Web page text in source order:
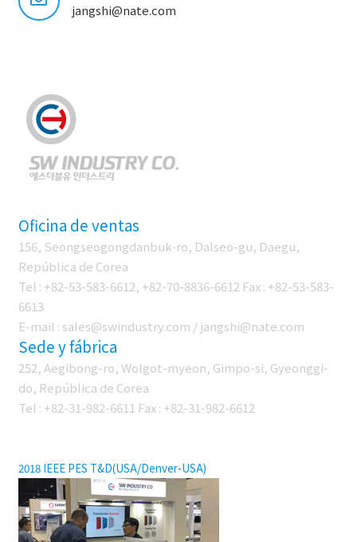
jangshi@nate.com
Oficina de ventas
156, Seongseogongdanbuk-ro, Dalseo-gu, Daegu,
República de Corea
Tel : +82-53-583-6612, +82-70-8836-6612 Fax : +82-53-583-
6613
E-mail : sales@swindustry.com / jangshi@nate.com
Sede y fábrica
252, Aegibong-ro, Wolgot-myeon, Gimpo-si, Gyeonggi-
do, República de Corea
Tel : +82-31-982-6611 Fax : +82-31-982-6612
2018 IEEE PES T&D(USA/Denver-USA)